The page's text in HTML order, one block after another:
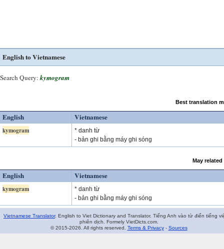
English to Vietnamese
Search Query: kymogram
Best translation
English Vietnamese
kymogram
* danh từ
- bản ghi bằng máy ghi sóng
May
English Vietnamese
kymogram
* danh từ
- bản ghi bằng máy ghi sóng
Vietnamese Translator. English to Viet Dictionary and Translator. Tiếng Anh vào từ điển tiếng
phiên dịch. Formely VietDicts.com.
© 2015-2026. All rights reserved. Terms & Privacy- Sources